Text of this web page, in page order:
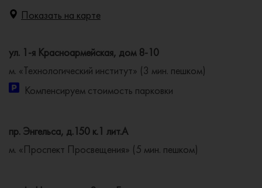
Показать на карте
ул. 1-я Красноармейская, дом 8-10
м. «Технологический институт» (3 мин. пешком)
Компенсируем стоимость парковки
пр. Энгельса, д.150 к.1 лит.А
м. «Проспект Просвещения» (5 мин. пешком)